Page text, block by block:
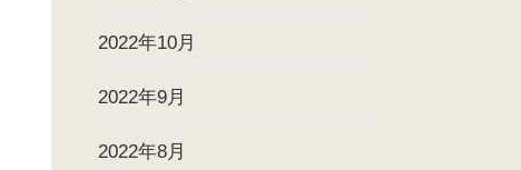
2022年10月
2022年9月
2022年8月